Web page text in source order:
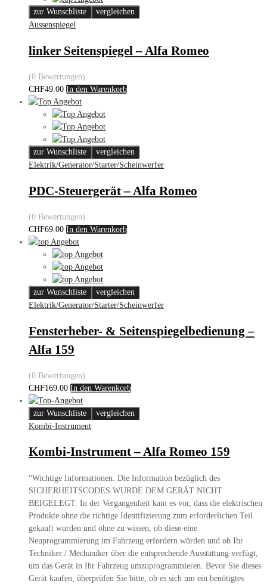
zur Wunschliste
vergleichen
Aussenspiegel
linker Seitenspiegel – Alfa Romeo
(0 Bewertungen)
CHF49.00 In den Warenkorb
zur Wunschliste
vergleichen
Elektrik/Generator/Starter/Scheinwerfer
PDC-Steuergerät – Alfa Romeo
(0 Bewertungen)
CHF69.00 In den Warenkorb
zur Wunschliste
vergleichen
Elektrik/Generator/Starter/Scheinwerfer
Fensterheber- & Seitenspiegelbedienung –
Alfa 159
(0 Bewertungen)
CHF169.00 In den Warenkorb
zur Wunschliste
vergleichen
Kombi-Instrument
Kombi-Instrument – Alfa Romeo 159
“Wichtige Informationen: Die Information bezüglich des
SICHERHEITSCODES WURDE DEM GERÄT NICHT
BEIGELEGT. In der Vergangenheit kam es vor, dass die elektrischen
Produkte ohne die richtige Identifizierung zum erforderlichen Teil
gekauft wurden und ohne zu wissen, ob diese eine
Neuprogrammierung im Fahrzeug erfordern würden und ob Ihr
Techniker / Mechaniker über die entsprechende Ausstattung verfügt,
um das Gerät in Ihr Fahrzeug umzuprogrammieren. Bevor Sie dieses
Gerät kaufen, überprüfen Sie bitte, ob es sich um ein benötigtes